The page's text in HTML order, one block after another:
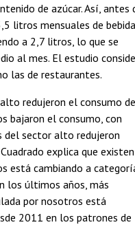
de azúcar. Así, antes
litros mensuales de
a 2,7 litros, lo que se
al mes. El estudio
las de restaurantes.
redujeron el consumo de
bajaron el consumo, con
del sector alto redujeron
explica que existen
está cambiando a
los últimos años, más
por nosotros está
2011 en los patrones de